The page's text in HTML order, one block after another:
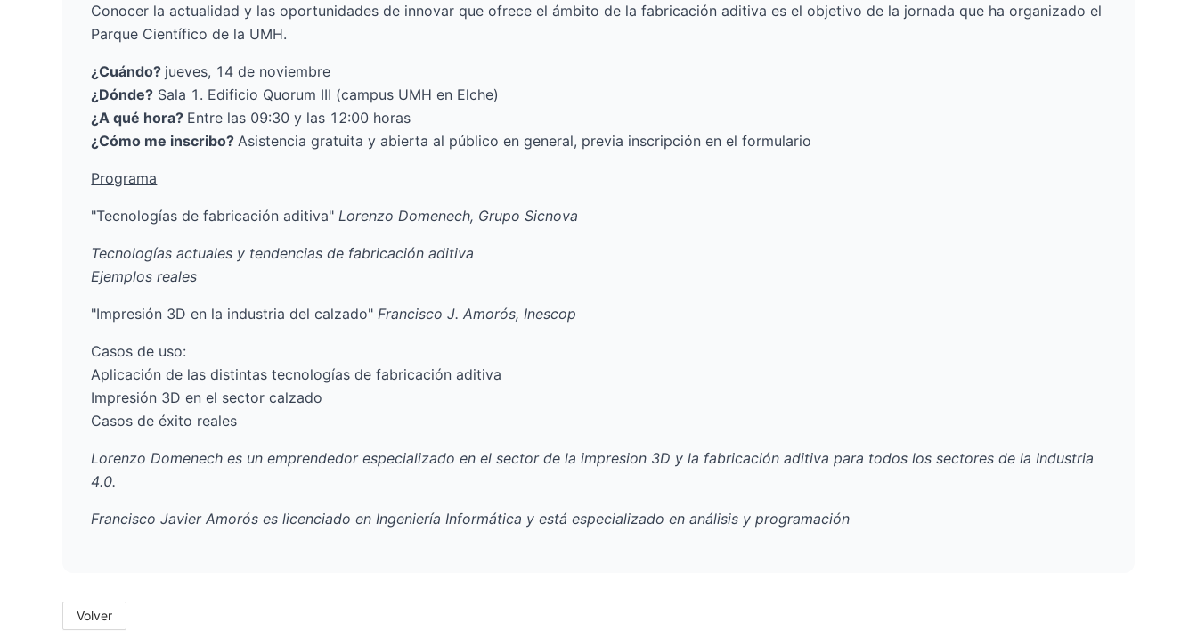
Conocer la actualidad y las oportunidades de innovar que ofrece el ámbito de la fabricación aditiva es el objetivo de la jornada que ha organizado el
Parque Científico de la UMH.
¿Cuándo? jueves, 14 de noviembre
¿Dónde? Sala 1. Edificio Quorum III (campus UMH en Elche)
¿A qué hora? Entre las 09:30 y las 12:00 horas
¿Cómo me inscribo? Asistencia gratuita y abierta al público en general, previa inscripción en el formulario
Programa
"Tecnologías de fabricación aditiva" Lorenzo Domenech, Grupo Sicnova
Tecnologías actuales y tendencias de fabricación aditiva
Ejemplos reales
"Impresión 3D en la industria del calzado" Francisco J. Amorós, Inescop
Casos de uso:
Aplicación de las distintas tecnologías de fabricación aditiva
Impresión 3D en el sector calzado
Casos de éxito reales
Lorenzo Domenech es un emprendedor especializado en el sector de la impresion 3D y la fabricación aditiva para todos los sectores de la Industria
4.0.
Francisco Javier Amorós es licenciado en Ingeniería Informática y está especializado en análisis y programación
Volver